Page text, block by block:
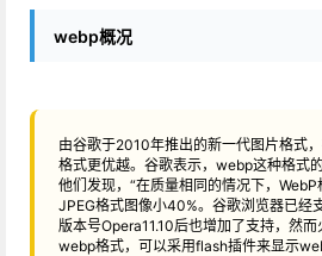
webp概况
由谷歌于2010年推出的新一代图片格式
格式更优越。谷歌表示，webp这种格式
他们发现，“在质量相同的情况下，
JPEG格式图像小40%。谷歌浏览器已经
版本号Opera11.10后也增加了支持，然
webp格式，可以采用flash插件来显示